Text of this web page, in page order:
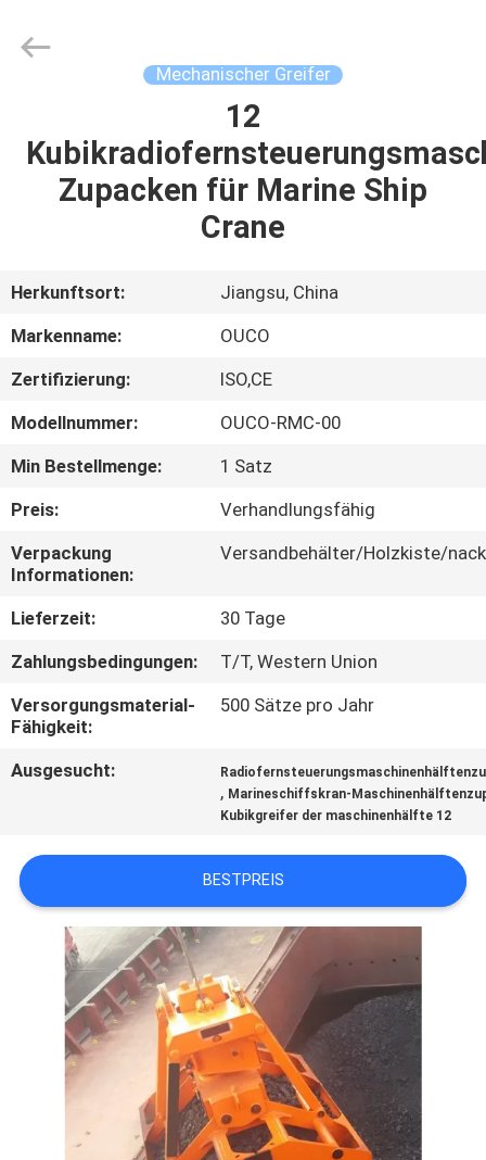
HAUSE
VIDEOS
SHOW
ÜBER
UNS
WERKSBESICHTIGUNG
NEUIGKEITEN
RECHTSSACHEN
CONTACT
US
SITEMAP
DATENSCHUTZRICHTLINIE
GROUP
Mechanischer Greifer
12
Zupacken für Marine Ship
Crane
Herkunftsort:
Jiangsu, China
Markenname:
OUCO
Zertifizierung:
ISO,CE
Modellnummer:
OUCO-RMC-00
Min Bestellmenge:
1 Satz
Preis:
Verhandlungsfähig
Verpackung
Informationen:
Versandbehälter/Holzkiste/
Lieferzeit:
30 Tage
Zahlungsbedingungen:
T/T, Western Union
Versorgungsmaterial-
Fähigkeit:
500 Sätze pro Jahr
Ausgesucht:
, Marineschiffskran-
Kubikgreifer der maschinenhälfte 12
BESTPREIS